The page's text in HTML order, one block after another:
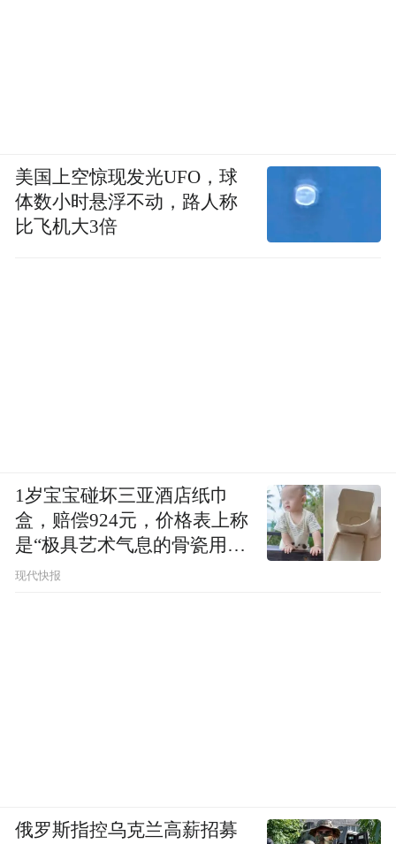
美国上空惊现发光UFO，球
体数小时悬浮不动，路人称
比飞机大3倍
1岁宝宝碰坏三亚酒店纸巾
盒，赔偿924元，价格表上称
是“极具艺术气息的骨瓷用
品”
现代快报
俄罗斯指控乌克兰高薪招募